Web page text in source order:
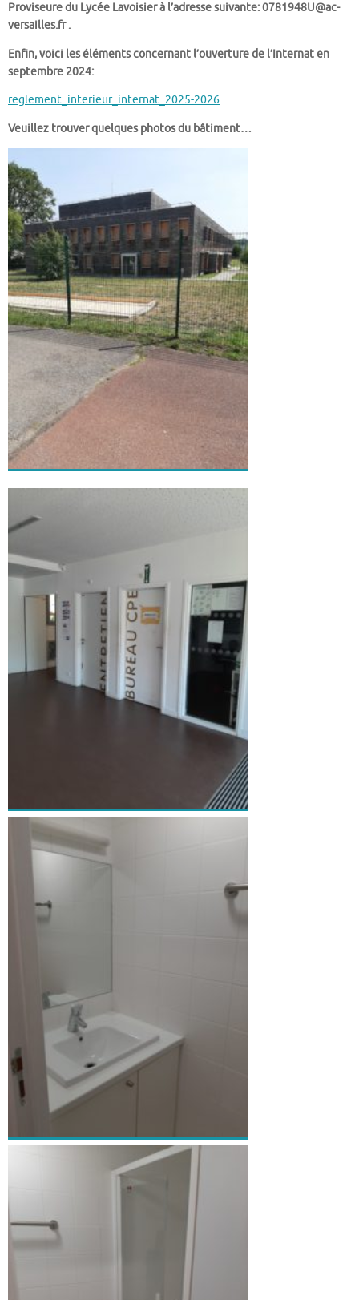
Proviseure du Lycée Lavoisier à l’adresse suivante: 0781948U@ac-
versailles.fr .
Enfin, voici les éléments concernant l’ouverture de l’Internat en
septembre 2024:
reglement_interieur_internat_2025-2026
Veuillez trouver quelques photos du bâtiment…